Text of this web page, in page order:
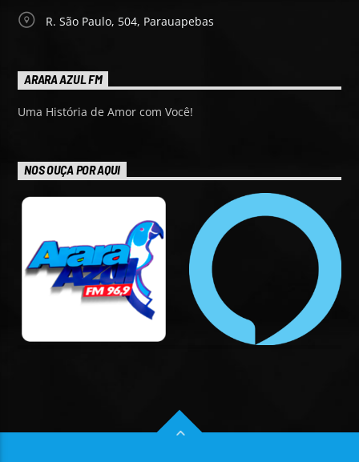
R. São Paulo, 504, Parauapebas
ARARA AZUL FM
Uma História de Amor com Você!
NOS OUÇA POR AQUI